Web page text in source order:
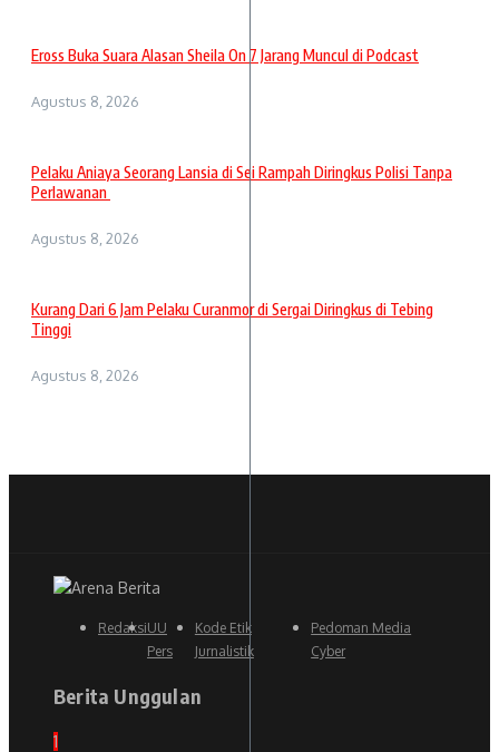
Eross Buka Suara Alasan Sheila On 7 Jarang Muncul di Podcast
Agustus 8, 2026
Pelaku Aniaya Seorang Lansia di Sei Rampah Diringkus Polisi Tanpa
Perlawanan
Agustus 8, 2026
Kurang Dari 6 Jam Pelaku Curanmor di Sergai Diringkus di Tebing
Tinggi
Agustus 8, 2026
RedaksiUU
Pers
Kode Etik
Jurnalistik
Pedoman Media
Cyber
Berita Unggulan
1